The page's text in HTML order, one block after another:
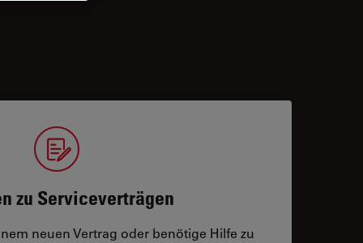
zu Serviceverträgen
neuen Vertrag oder benötige Hilfe zu